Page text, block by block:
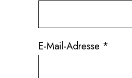
E-Mail-Adresse *